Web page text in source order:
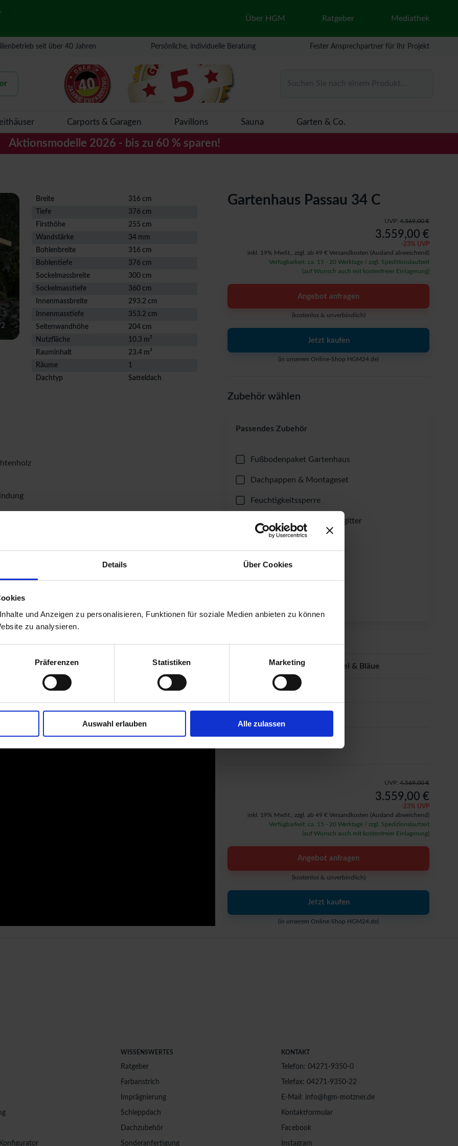
Details Über Cookies
und Anzeigen zu personalisieren, Funktionen für soziale Medien anbieten zu können
zu analysieren.
Präferenzen Statistiken Marketing
Auswahl erlauben Alle zulassen
Über HGM Ratgeber Mediathek
seit über 40 Jahren Persönliche, individuelle Beratung Fester Ansprechpartner für Ihr Projekt
Suchen Sie nach einem Produkt...
Carports & Garagen Pavillons Sauna Garten & Co.
Aktionsmodelle 2026 - bis zu 60 % sparen!
2
Breite
316 cm
Tiefe
376 cm
Firsthöhe
255 cm
Wandstärke
34 mm
Bohlenbreite
316 cm
Bohlentiefe
376 cm
Sockelmassbreite
300 cm
Sockelmasstiefe
360 cm
Innenmassbreite
293.2 cm
Innenmasstiefe
353.2 cm
Seitenwandhöhe
204 cm
Nutzfläche
10.3 m²
Rauminhalt
23.4 m³
Räume
1
Dachtyp
Satteldach
1,925 mtr.
0,91 mtr.
Gartenhaus Passau 34 C
UVP: 4.569,00 €
3.559,00 €
-23% UVP
inkl. 19% MwSt., zzgl. ab 49 € Versandkosten (Ausland abweichend)
Verfügbarkeit: ca. 15 - 20 Werktage / zzgl. Speditionslaufzeit
(auf Wunsch auch mit kostenfreier Einlagerung)
Angebot anfragen
(kostenlos & unverbindlich)
Jetzt kaufen
(in unserem Online-Shop HGM24.de)
Zubehör wählen
Passendes Zubehör
Fußbodenpaket Gartenhaus
Dachpappen & Montageset
Feuchtigkeitssperre
Ungeziefer- & Laubschutzgitter
Windsicherung
Fundament-Winkel
Imprägnierung gegen Schimmel & Bläue
Farbanstrich
UVP: 4.569,00 €
3.559,00 €
-23% UVP
inkl. 19% MwSt., zzgl. ab 49 € Versandkosten (Ausland abweichend)
Verfügbarkeit: ca. 15 - 20 Werktage / zzgl. Speditionslaufzeit
(auf Wunsch auch mit kostenfreier Einlagerung)
Angebot anfragen
(kostenlos & unverbindlich)
Jetzt kaufen
(in unserem Online-Shop HGM24.de)
WISSENSWERTES
Ratgeber
Farbanstrich
Imprägnierung
Schleppdach
Dachzubehör
Sonderanfertigung
KONTAKT
Telefon: 04271-9350-0
Telefax: 04271-9350-22
E-Mail: info@hgm-motzner.de
Kontaktformular
Facebook
Instagram